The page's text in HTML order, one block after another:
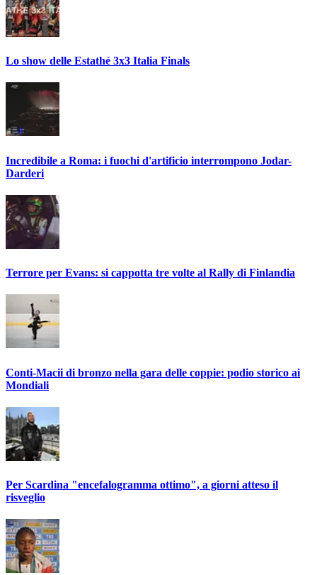
Lo show delle Estathé 3x3 Italia Finals
Incredibile a Roma: i fuochi d'artificio interrompono Jodar-
Darderi
Terrore per Evans: si cappotta tre volte al Rally di Finlandia
Conti-Macii di bronzo nella gara delle coppie: podio storico ai
Mondiali
Per Scardina "encefalogramma ottimo", a giorni atteso il
risveglio